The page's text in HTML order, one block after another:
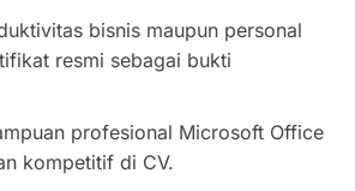
bisnis maupun personal
resmi sebagai bukti
profesional Microsoft Office
kompetitif di CV.